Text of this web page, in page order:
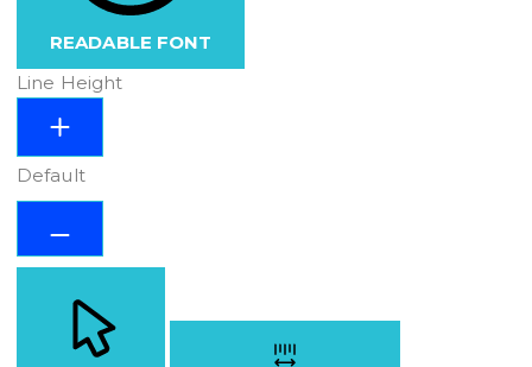
READABLE FONT
Line Height
Default